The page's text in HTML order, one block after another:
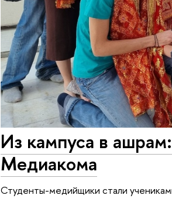
Из кампуса в
Медиакома
Студенты-медийщики стали